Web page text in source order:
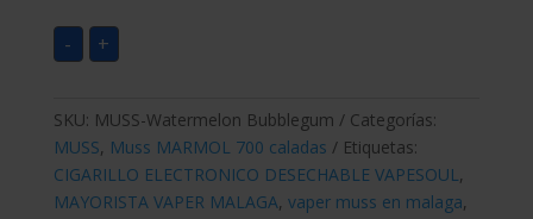
- +
SKU: MUSS-Watermelon Bubblegum
Categorías:
MUSS, Muss MARMOL 700 caladas
Etiquetas:
CIGARILLO ELECTRONICO DESECHABLE VAPESOUL,
MAYORISTA VAPER MALAGA, vaper muss en malaga,